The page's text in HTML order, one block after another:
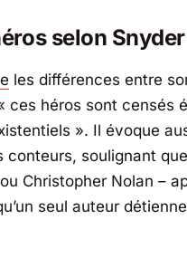
selon Snyder
les différences entre
ces héros sont censés
». Il évoque
soulignant
Christopher Nolan –
seul auteur